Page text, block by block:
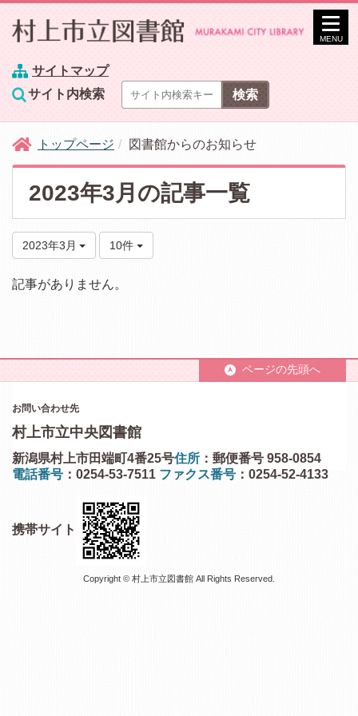
サイトマップ
サイト内検索
MENU
トップページ 図書館からのお知らせ
2023年3月の記事一覧
2023年3月 10件
記事がありません。
ページの先頭へ
お問い合わせ先
村上市立中央図書館
住所 ：郵便番号 958-0854
新潟県村上市田端町4番25号
電話番号 ：0254-53-7511 ファクス番号 ：0254-52-4133
携帯サイト
Copyright © 村上市立図書館 All Rights Reserved.